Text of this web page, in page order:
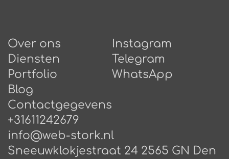
Over ons
Diensten
Portfolio
Blog
Сontactgegevens
Instagram
Telegram
WhatsApp
+31611242679
info@web-stork.nl
Sneeuwklokjestraat 24 2565 GN Den